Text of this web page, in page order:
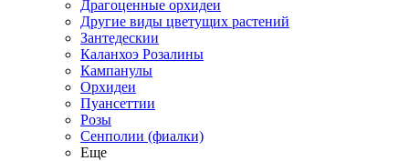
Драгоценные орхидеи
Другие виды цветущих растений
Зантедескии
Каланхоэ Розалины
Кампанулы
Орхидеи
Пуансеттии
Розы
Сенполии (фиалки)
Еще